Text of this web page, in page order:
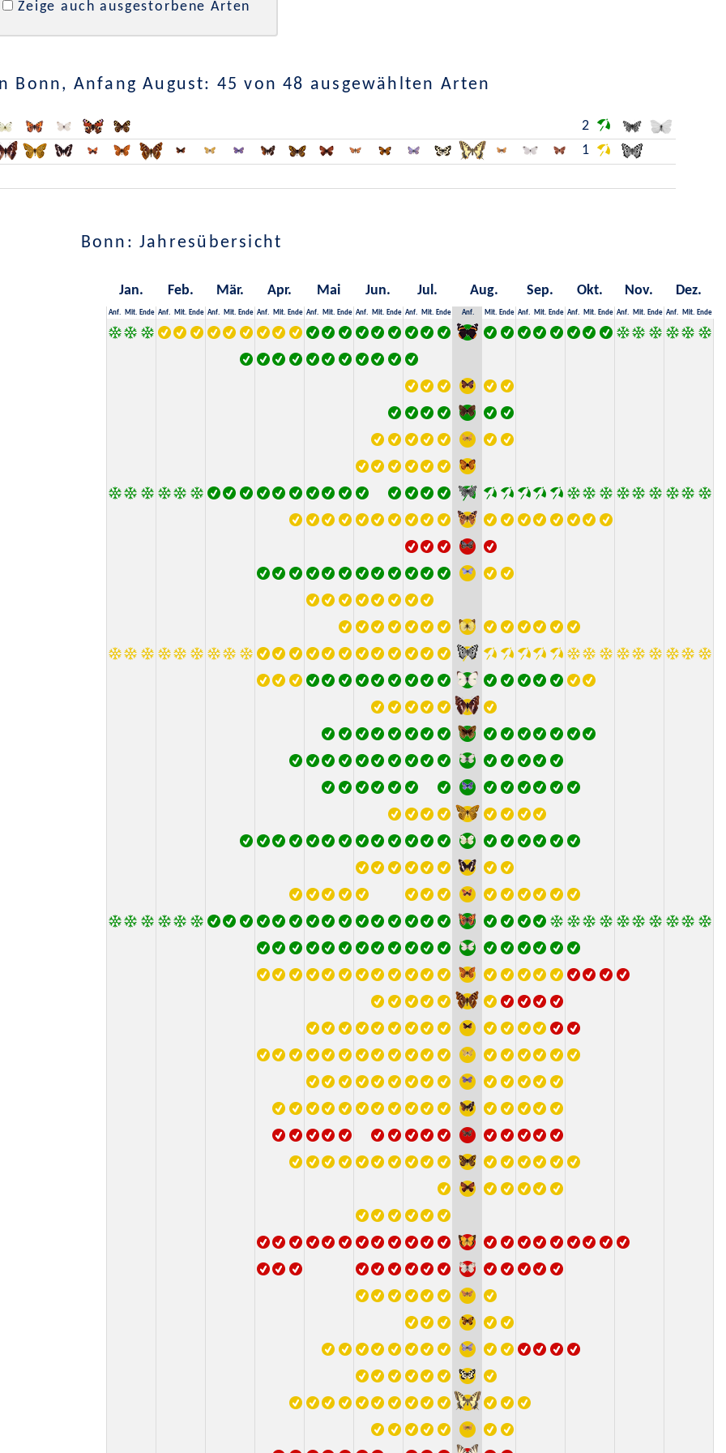
Zeige auch ausgestorbene Arten
Bonn, Anfang August: 45 von 48 ausgewählten Arten
2
1
Bonn: Jahresübersicht
Jan. Feb. Mär. Apr. Mai Jun. Jul. Aug. Sep. Okt. Nov. Dez.
Anf. Mit. Ende Anf. Mit. Ende Anf. Mit. Ende Anf. Mit. Ende Anf. Mit. Ende Anf. Mit. Ende Anf. Mit. Ende Anf. Mit. Ende Anf. Mit. Ende Anf. Mit. Ende Anf. Mit. Ende Anf. Mit. Ende